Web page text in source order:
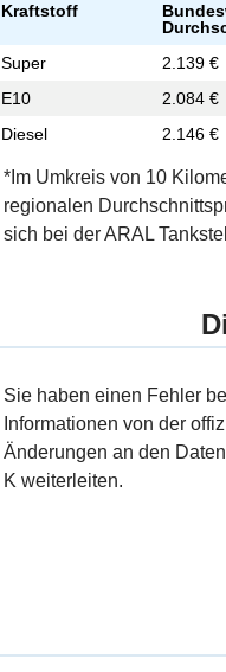
Kraftstoff
Super
2.139 €
E10
2.084 €
Diesel
2.146 €
*Im Umkreis von 10
regionalen
sich bei der ARAL
Sie haben einen Fehler
Informationen von der
Änderungen an den
K weiterleiten.